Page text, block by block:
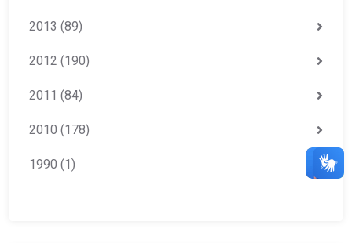
2013 (89)
2012 (190)
2011 (84)
2010 (178)
1990 (1)